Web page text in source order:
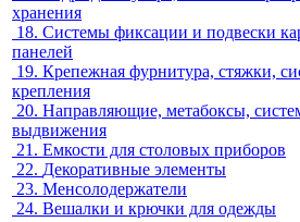
хранения
18. Системы фиксации и подвески
панелей
19. Крепежная фурнитура, стяжки,
крепления
20. Направляющие, метабоксы,
выдвижения
21. Емкости для столовых приборов
22. Декоративные элементы
23. Менсолодержатели
24. Вешалки и крючки для одежды